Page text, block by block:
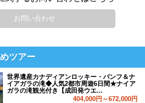
お問い合わせ
ツアー
世界遺産カナディアンロッキー・バンフ＆ナ
イアガラの滝◆人気2都市周遊6日間★ナイア
ガラの滝観光付き【成田発ウエ...
404,000円～672,000円